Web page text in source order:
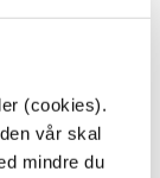
(cookies).
vår skal
mindre du